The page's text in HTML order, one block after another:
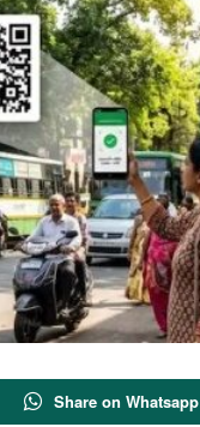
Share on Whatsapp